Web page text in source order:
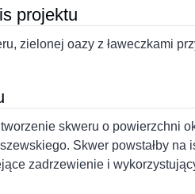
projektu
zielonej oazy z ławeczkami
skweru o powierzchni
Skwer powstałby na
zadrzewienie i